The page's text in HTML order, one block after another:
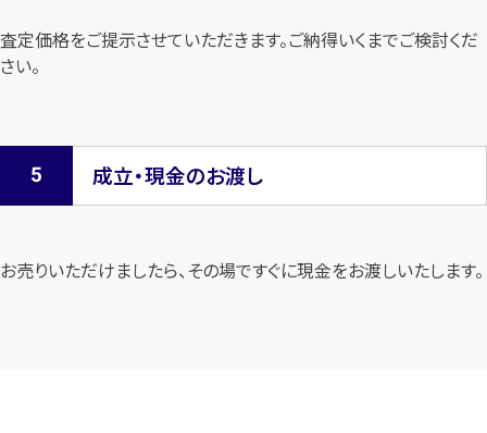
査定価格をご提示させていただきます。ご納得いくまでご検討くだ
さい。
成立・現金のお渡し
お売りいただけましたら、その場ですぐに現金をお渡しいたします。